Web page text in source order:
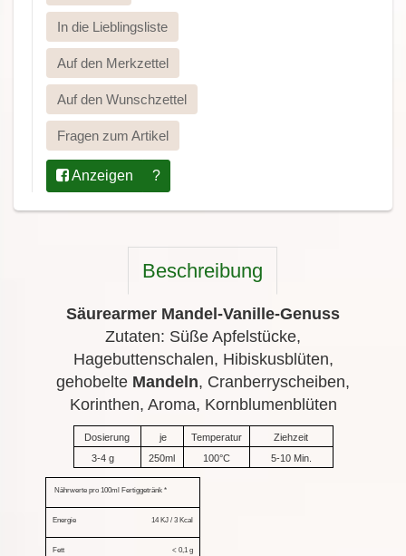
In die Lieblingsliste
Auf den Merkzettel
Auf den Wunschzettel
Fragen zum Artikel
Anzeigen ?
Beschreibung
Säurearmer Mandel-Vanille-Genuss
Zutaten: Süße Apfelstücke,
Hagebuttenschalen, Hibiskusblüten,
gehobelte Mandeln, Cranberryscheiben,
Korinthen, Aroma, Kornblumenblüten
Dosierung je Temperatur
Ziehzeit
3-4 g
250ml 100°C 5-10 Min.
Nährwerte pro 100ml Fertiggetränk *
Energie 14 KJ / 3 Kcal
Fett < 0,1 g